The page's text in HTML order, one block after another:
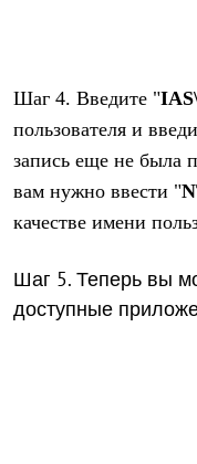
Шаг 4. Введите "
пользователя и
запись еще не была
вам нужно ввести "
качестве имени
Шаг 5. Теперь вы
доступные